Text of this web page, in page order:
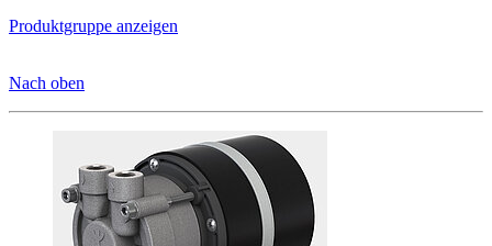
Produktgruppe anzeigen
Nach oben